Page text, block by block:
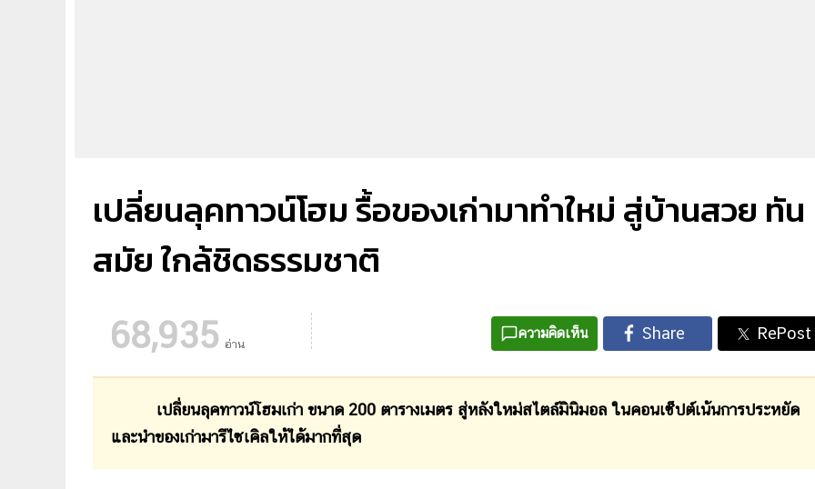
เปลี่ยนลุคทาวน์โฮม รื้อของเก่ามาทำใหม่ สู่บ้านสวย ทัน
สมัย ใกล้ชิดธรรมชาติ
68,935 อ่าน
ความคิดเห็น
เปลี่ยนลุคทาวน์โฮมเก่า ขนาด 200 ตารางเมตร สู่หลังใหม่สไตล์มินิมอล ในคอนเซ็ปต์เน้นการประหยัด
และนำของเก่ามารีไซเคิลให้ได้มากที่สุด